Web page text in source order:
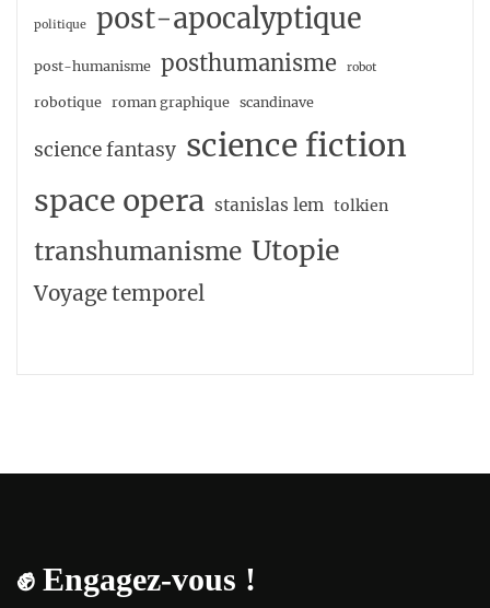
politique post-apocalyptique
post-humanisme posthumanisme robot
robotique roman graphique scandinave
science fantasy science fiction
space opera stanislas lem tolkien
transhumanisme Utopie
Voyage temporel
✊Engagez-vous !